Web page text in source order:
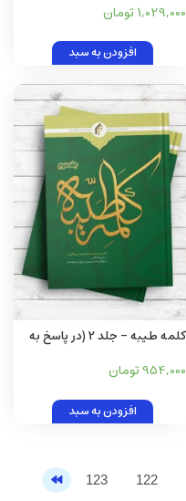
جوانان شیعه شد»)
1,029,000 تومان
افزودن به سبد
کلمه طیبه - جلد 2 (در پاسخ به
کتاب «سوالاتی که باعث هدایت
جوانان شیعه شد»)
954,000 تومان
افزودن به سبد
122
123